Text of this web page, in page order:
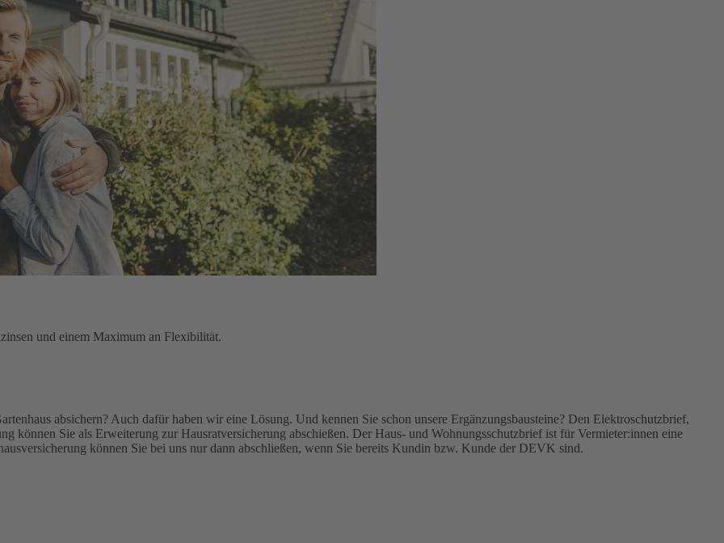
und einem Maximum an Flexibilität.
absichern? Auch dafür haben wir eine Lösung. Und kennen Sie schon unsere Ergänzungsbausteine? Den Elektroschutzbrief,
können Sie als Erweiterung zur Hausratversicherung abschießen. Der Haus- und Wohnungsschutzbrief ist für Vermieter:innen eine
können Sie bei uns nur dann abschließen, wenn Sie bereits Kundin bzw. Kunde der DEVK sind.